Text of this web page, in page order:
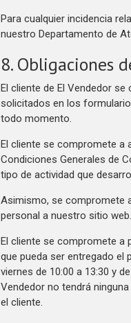
Para cualquier incidencia
nuestro Departamento de
8. Obligaciones
El cliente de El Vendedor
solicitados en los
todo momento.
El cliente se compromete a
Condiciones Generales de
tipo de actividad que
Asimismo, se compromete
personal a nuestro sitio web.
El cliente se compromete a
que pueda ser entregado el
viernes de 10:00 a 13:30 y
Vendedor no tendrá
el cliente.